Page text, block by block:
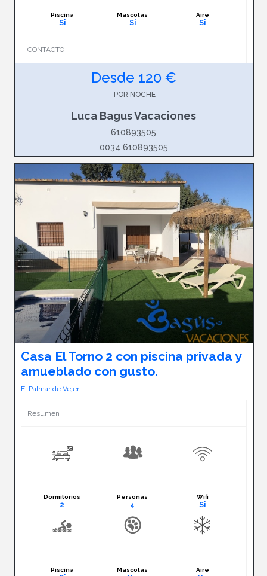
Piscina
Si
Mascotas
Si
Aire
Si
CONTACTO
Desde 120 €
POR NOCHE
Luca Bagus Vacaciones
610893505
0034 610893505
Casa El Torno 2 con piscina privada y
amueblado con gusto.
El Palmar de Vejer
Resumen
Dormitorios
2
Personas
4
Wifi
Si
Piscina Mascotas Aire